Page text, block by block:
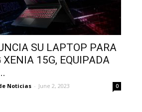
SU LAPTOP PARA
15G, EQUIPADA
Noticias - June 2, 2023 0